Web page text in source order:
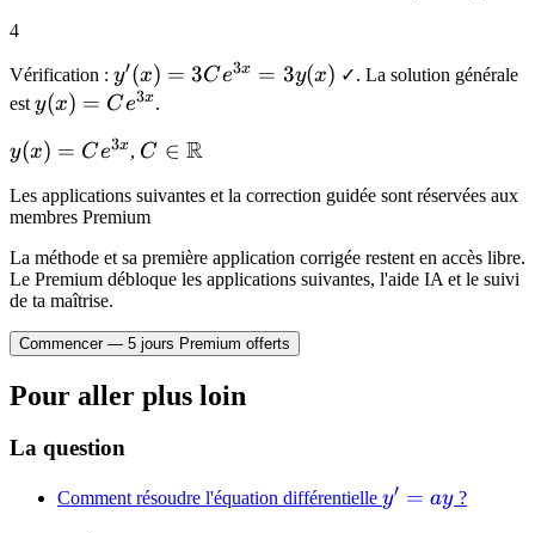
4
Vérification : y'(x) =
3Ce^{3x}
y′(x) = 3Ce3x = 3y(x) ✓. La solution générale
est y(x) =
y(x) = Ce3x.
y(x) =
y(x) = Ce3x, C \in
C ∈ R
Les applications suivantes et la correction guidée sont réservées aux
membres Premium
La méthode et sa première application corrigée restent en accès libre.
Le Premium débloque les applications suivantes, l'aide IA et le suivi
de ta maîtrise.
Commencer — 5 jours Premium offerts
Pour aller plus loin
La question
Comment résoudre l'équation différentielle y'
y′ = ay ?